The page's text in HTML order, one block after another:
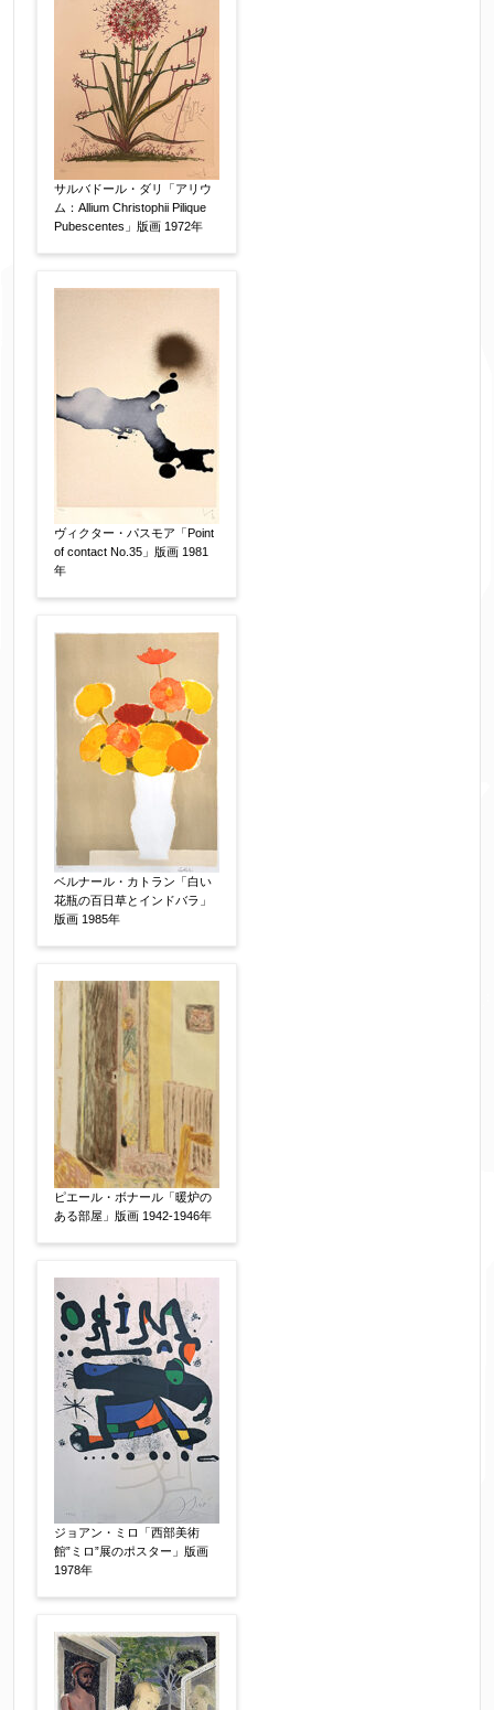
※添付画像は5MBまでのjpg、gif、pig、pdf形式
にてお送りください。
※追加や複数点ある場合はフォーム送信後に送ら
れてくる送信確認メール記載のアドレスからもお
送り頂けます。
【必須】
【任意】
メールアドレス
※送信完了後こちらのメールアドレス宛に自動で
送信確認メールをお送りします。もし送信確認メ
ールが受信されない場合は、送信が完了していな
いか、アドレス間違え、迷惑メールフィルター等
により弊社からのお返事も受信できない場合がご
ざいますので、お電話(
合わせください。
電話番号 【必須】
※携帯電話などご連絡が取りやすいお電話番号を
郵便番号 【必須】
↓郵便番号を入力すると住所の最初が自動入力さ
れます。番地以下は任意でも結構です。
ご住所 【必須】
ご要望などがございましたらご入力ください
【任意】
サルバドール・ダリ「アリウ
ム：Allium Christophii Pilique
Pubescentes」版画 1972年
ヴィクター・パスモア「Point
of contact No.35」版画 1981
年
ベルナール・カトラン「白い
花瓶の百日草とインドバラ」
版画 1985年
ピエール・ボナール「暖炉の
ある部屋」版画 1942-1946年
ジョアン・ミロ「西部美術
館”ミロ”展のポスター」版画
1978年